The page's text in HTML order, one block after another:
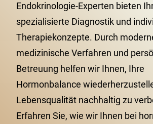
Endokrinologie-Experten bieten
spezialisierte Diagnostik und
Therapiekonzepte. Durch
medizinische Verfahren und
Betreuung helfen wir Ihnen, Ihre
Hormonbalance
Lebensqualität nachhaltig zu
Erfahren Sie, wie wir Ihnen bei